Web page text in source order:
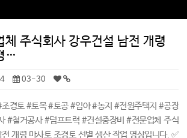
체 주식회사 강우건설 남전 개령
…
03-30
경토 #토목 #토공 #임야 #농지 #전원주택지 #공장
#철거공사 #덤프트럭 #건설중장비 #전문업체 주식
개령 마사토 조경토 선별 생산 작업 영상입니다. ✅